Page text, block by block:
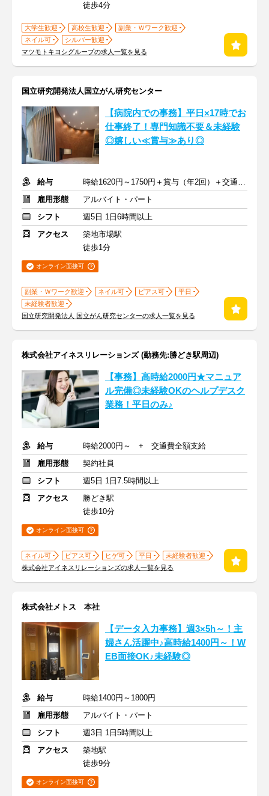
徒歩4分
大学生歓迎 高校生歓迎
副業・Ｗワーク歓迎
ネイル可
シルバー歓迎
マツモトキヨシグループの求人一覧を見る
国立研究開発法人国立がん研究センター
【病院内での事務】平日×17時でお
仕事終了！専門知識不要＆未経験
◎嬉しい≪賞与≫あり◎
給与
時給1620円～1750円＋賞与（年2回）＋交通費支給
雇用形態
アルバイト・パート
シフト
週5日 1日6時間以上
アクセス
築地市場駅
徒歩1分
オンライン面接可
副業・Ｗワーク歓迎 ネイル可 ピアス可
平日
未経験者歓迎
国立研究開発法人 国立がん研究センターの求人一覧を見る
株式会社アイネスリレーションズ (勤務先:勝どき駅周辺)
【事務】高時給2000円★マニュア
ル完備◎未経験OKのヘルプデスク
業務！平日のみ♪
給与
時給2000円～ + 交通費全額支給
雇用形態
契約社員
シフト
週5日 1日7.5時間以上
アクセス
勝どき駅
徒歩10分
オンライン面接可
ネイル可 ピアス可 ヒゲ可 平日
未経験者歓迎
株式会社アイネスリレーションズの求人一覧を見る
株式会社メトス 本社
【データ入力事務】週3×5h～！主
婦さん活躍中♪高時給1400円～！W
EB面接OK♪未経験◎
給与
時給1400円～1800円
雇用形態
アルバイト・パート
シフト
週3日 1日5時間以上
アクセス
築地駅
徒歩9分
オンライン面接可